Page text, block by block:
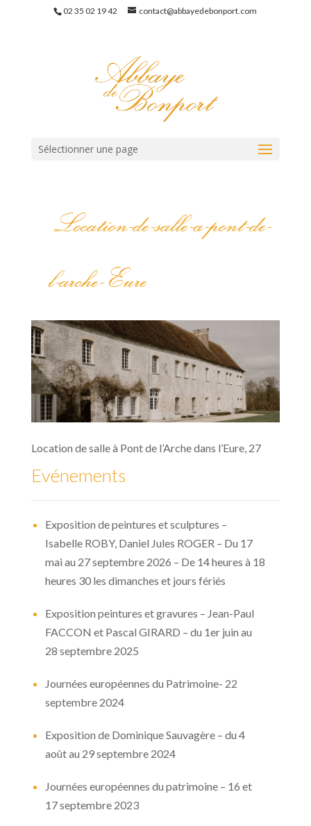
02 35 02 19 42 contact@abbayedebonport.com
Sélectionner une page
Location-de-salle-a-pont-de-
l-arche-Eure
Location de salle à Pont de l’Arche dans l’Eure, 27
Evénements
Exposition de peintures et sculptures –
Isabelle ROBY, Daniel Jules ROGER – Du 17
mai au 27 septembre 2026 – De 14 heures à 18
heures 30 les dimanches et jours fériés
Exposition peintures et gravures – Jean-Paul
FACCON et Pascal GIRARD – du 1er juin au
28 septembre 2025
Journées européennes du Patrimoine- 22
septembre 2024
Exposition de Dominique Sauvagère – du 4
août au 29 septembre 2024
Journées européennes du patrimoine – 16 et
17 septembre 2023